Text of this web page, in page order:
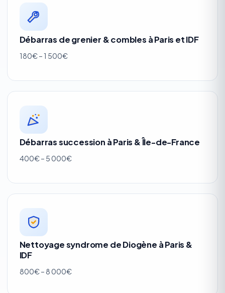
Débarras de grenier & combles à Paris et IDF
180€ – 1 500€
Débarras succession à Paris & Île-de-France
400€ – 5 000€
Nettoyage syndrome de Diogène à Paris &
IDF
800€ – 8 000€